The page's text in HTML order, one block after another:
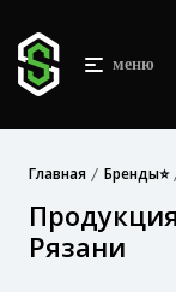
меню
Главная Бренды⭐
Рязани